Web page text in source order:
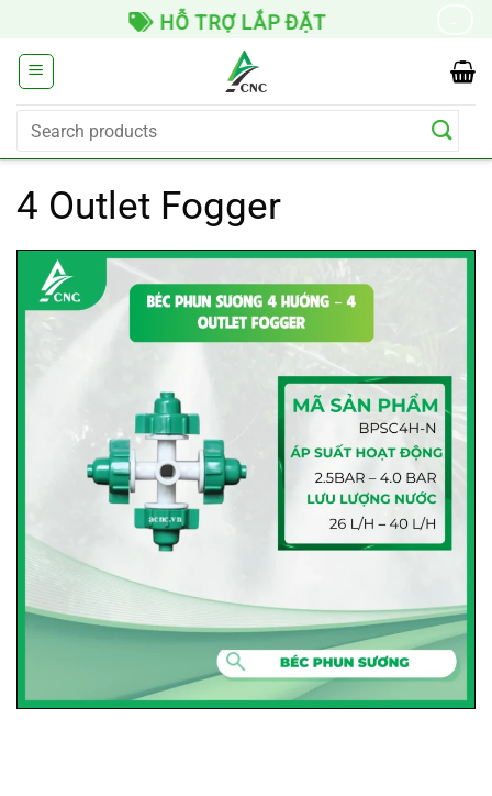
content
HỖ TRỢ LẮP ĐẶT
Search
4 Outlet Fogger